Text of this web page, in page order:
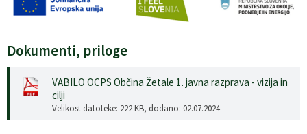
Dokumenti, priloge
VABILO OCPS Občina Žetale 1. javna razprava - vizija in
cilji
Velikost datoteke: 222 KB, dodano: 02.07.2024